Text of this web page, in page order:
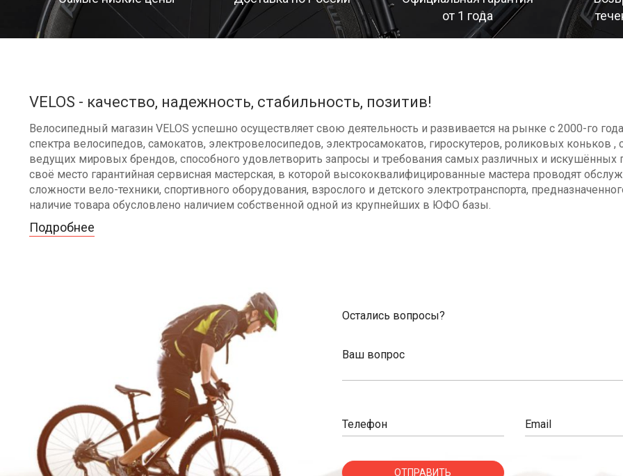
от 1 года
VELOS - качество, надежность, стабильность, позитив!
Велосипедный магазин VELOS успешно осуществляет свою деятельность и развивается на рынке с 2000-го
спектра велосипедов, самокатов, электровелосипедов, электросамокатов, гироскутеров, роликовых коньков ,
ведущих мировых брендов, способного удовлетворить запросы и требования самых различных и искушённых
своё место гарантийная сервисная мастерская, в которой высококвалифицированные мастера проводят
сложности вело-техники, спортивного оборудования, взрослого и детского электротранспорта,
наличие товара обусловлено наличием собственной одной из крупнейших в ЮФО базы.
Подробнее
Остались вопросы?
Ваш вопрос
Телефон Email
ОТПРАВИТЬ